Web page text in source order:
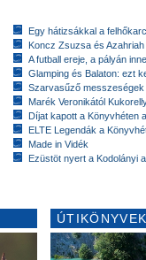
Egy hátizsákkal a
Koncz Zsuzsa és
A futball ereje, a pályán
Glamping és Balaton: ezt
Szarvasűző messzeségek
Marék Veronikától
Díjat kapott a Könyvhéten
ELTE Legendák a
Made in Vidék
Ezüstöt nyert a Kodolányi